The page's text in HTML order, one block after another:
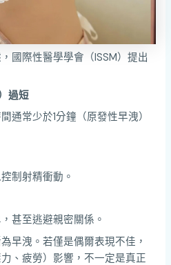
國際性醫學學會（ISSM）提出
過短
通常少於1分鐘（原發性早洩）
制射精衝動。
甚至逃避親密關係。
早洩。若僅是偶爾表現不佳，
、疲勞）影響，不一定是真正